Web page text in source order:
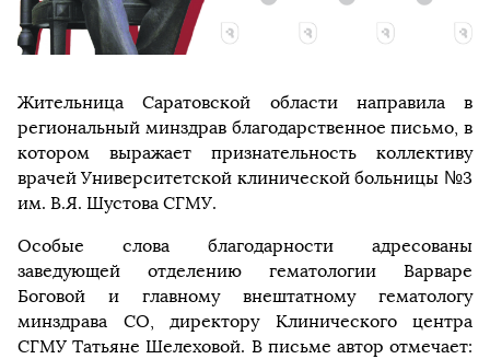
Жительница Саратовской области направила в
региональный минздрав благодарственное письмо, в
котором выражает признательность коллективу
врачей Университетской клинической больницы №3
им. В.Я. Шустова СГМУ.
Особые слова благодарности адресованы
заведующей отделению гематологии Варваре
Боговой и главному внештатному гематологу
минздрава СО, директору Клинического центра
СГМУ Татьяне Шелеховой. В письме автор отмечает: